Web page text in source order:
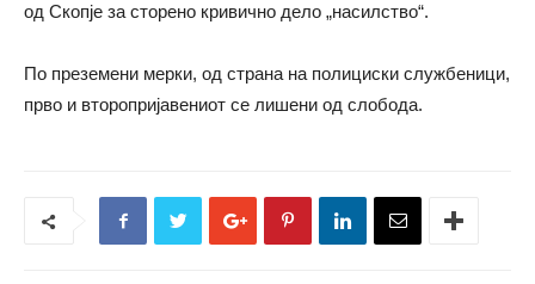
од Скопје за сторено кривично дело „насилство“.
По преземени мерки, од страна на полициски службеници,
прво и второпријавениот се лишени од слобода.